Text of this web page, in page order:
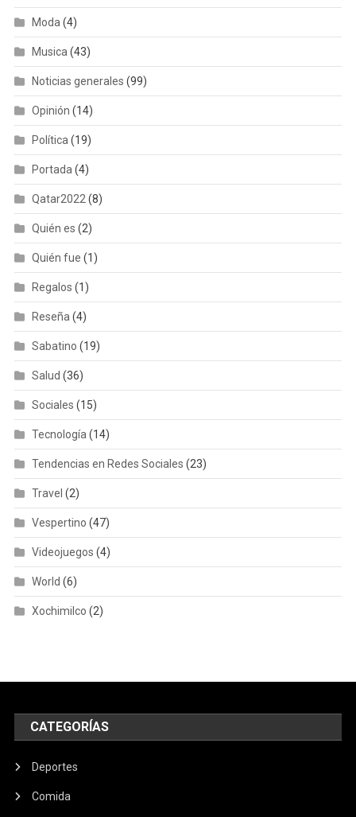
Moda (4)
Musica (43)
Noticias generales (99)
Opinión (14)
Política (19)
Portada (4)
Qatar2022 (8)
Quién es (2)
Quién fue (1)
Regalos (1)
Reseña (4)
Sabatino (19)
Salud (36)
Sociales (15)
Tecnología (14)
Tendencias en Redes Sociales (23)
Travel (2)
Vespertino (47)
Videojuegos (4)
World (6)
Xochimilco (2)
CATEGORÍAS
Deportes
Comida